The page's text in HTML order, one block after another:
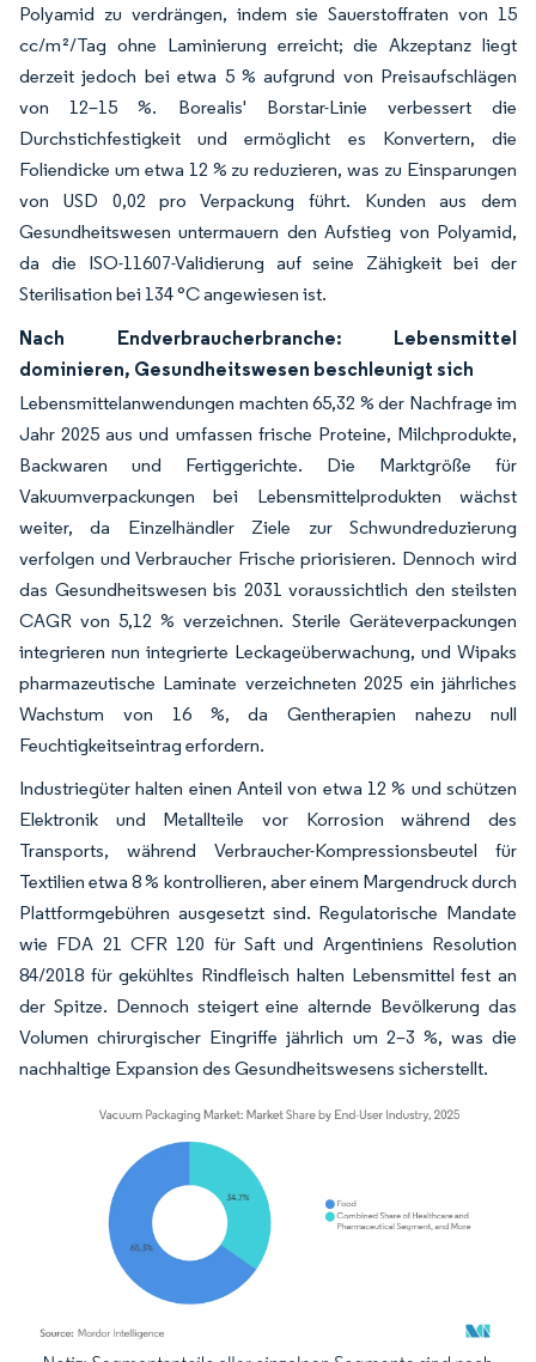
Polyamid zu verdrängen, indem sie Sauerstoffraten von 15
cc/m²/Tag ohne Laminierung erreicht; die Akzeptanz liegt
derzeit jedoch bei etwa 5 % aufgrund von Preisaufschlägen
von 12–15 %. Borealis' Borstar-Linie verbessert die
Durchstichfestigkeit und ermöglicht es Konvertern, die
Foliendicke um etwa 12 % zu reduzieren, was zu Einsparungen
von USD 0,02 pro Verpackung führt. Kunden aus dem
Gesundheitswesen untermauern den Aufstieg von Polyamid,
da die ISO-11607-Validierung auf seine Zähigkeit bei der
Sterilisation bei 134 °C angewiesen ist.
Nach Endverbraucherbranche: Lebensmittel
dominieren, Gesundheitswesen beschleunigt sich
Lebensmittelanwendungen machten 65,32 % der Nachfrage im
Jahr 2025 aus und umfassen frische Proteine, Milchprodukte,
Backwaren und Fertiggerichte. Die Marktgröße für
Vakuumverpackungen bei Lebensmittelprodukten wächst
weiter, da Einzelhändler Ziele zur Schwundreduzierung
verfolgen und Verbraucher Frische priorisieren. Dennoch wird
das Gesundheitswesen bis 2031 voraussichtlich den steilsten
CAGR von 5,12 % verzeichnen. Sterile Geräteverpackungen
integrieren nun integrierte Leckageüberwachung, und Wipaks
pharmazeutische Laminate verzeichneten 2025 ein jährliches
Wachstum von 16 %, da Gentherapien nahezu null
Feuchtigkeitseintrag erfordern.
Industriegüter halten einen Anteil von etwa 12 % und schützen
Elektronik und Metallteile vor Korrosion während des
Transports, während Verbraucher-Kompressionsbeutel für
Textilien etwa 8 % kontrollieren, aber einem Margendruck durch
Plattformgebühren ausgesetzt sind. Regulatorische Mandate
wie FDA 21 CFR 120 für Saft und Argentiniens Resolution
84/2018 für gekühltes Rindfleisch halten Lebensmittel fest an
der Spitze. Dennoch steigert eine alternde Bevölkerung das
Volumen chirurgischer Eingriffe jährlich um 2–3 %, was die
nachhaltige Expansion des Gesundheitswesens sicherstellt.